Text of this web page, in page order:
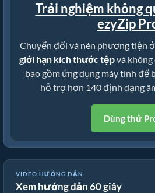
Trải nghiệm không
ezyZip
Chuyển đổi và nén phương tiện
giới hạn kích thước tệpvà không
bao gồm ứng dụng máy tính để
hỗ trợ hơn 140 định dạng
Dùng thử
VIDEO HƯỚNG DẪN
Xem hướng dẫn 60 giây
🎵 Cách Chuyển Đổi Phương Tiện